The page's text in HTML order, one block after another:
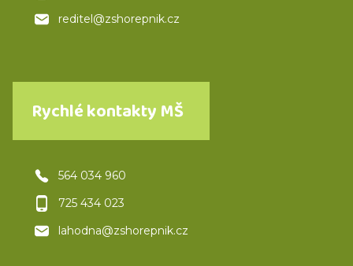
reditel@zshorepnik.cz
Rychlé kontakty MŠ
564 034 960
725 434 023
lahodna@zshorepnik.cz